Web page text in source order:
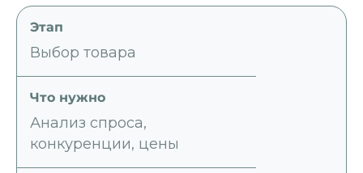
Выбор товара
Анализ спроса,
конкуренции, цены